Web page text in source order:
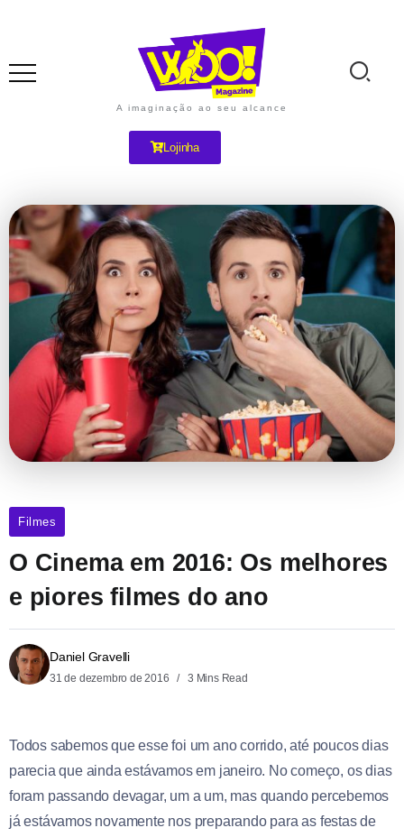
A imaginação ao seu alcance
Lojinha
Filmes
O Cinema em 2016: Os melhores
e piores filmes do ano
Daniel Gravelli
31 de dezembro de 2016 3 Mins Read
Todos sabemos que esse foi um ano corrido, até poucos dias
parecia que ainda estávamos em janeiro. No começo, os dias
foram passando devagar, um a um, mas quando percebemos
já estávamos novamente nos preparando para as festas de